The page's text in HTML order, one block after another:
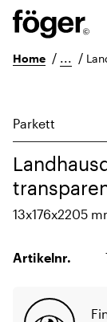
Home / ... /
Parkett
13x176x2205
Artikelnr.